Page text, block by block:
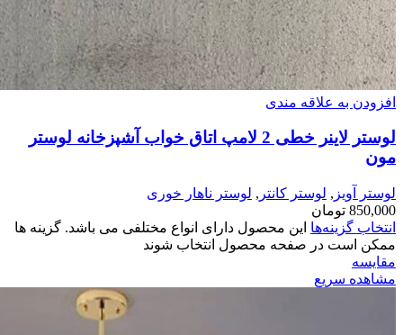
افزودن به علاقه مندی
لوستر لاینر خطی 2 لامپ اتاق خواب آشپزخانه لوستر
مون
لوستر آویز , لوستر کانتر , لوستر ناهار خوری
850,000 تومان
انتخاب گزینه‌ها این محصول دارای انواع مختلفی می باشد. گزینه ها
ممکن است در صفحه محصول انتخاب شوند
مقایسه
مشاهده سریع